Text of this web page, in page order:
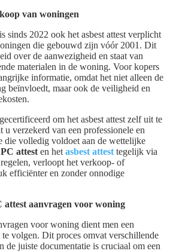
van woningen
sinds 2022 ook het asbest attest verplicht
die gebouwd zijn vóór 2001. Dit
over de aanwezigheid en staat van
materialen in de woning. Voor kopers
informatie, omdat het niet alleen de
beïnvloedt, maar ook de veiligheid en
om het asbest attest zelf uit te
u verzekerd van een professionele en
die volledig voldoet aan de wettelijke
attest en het asbest attest tegelijk via
verloopt het verkoop- of
efficiënter en zonder onnodige
attest aanvragen voor woning
voor woning dient men een
te volgen. Dit proces omvat verschillende
de juiste documentatie is cruciaal om een